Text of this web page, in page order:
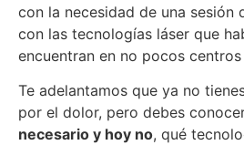
con la necesidad de una sesión
con las tecnologías láser que
encuentran en no pocos
Te adelantamos que ya no
por el dolor, pero debes
necesario y hoy no, qué